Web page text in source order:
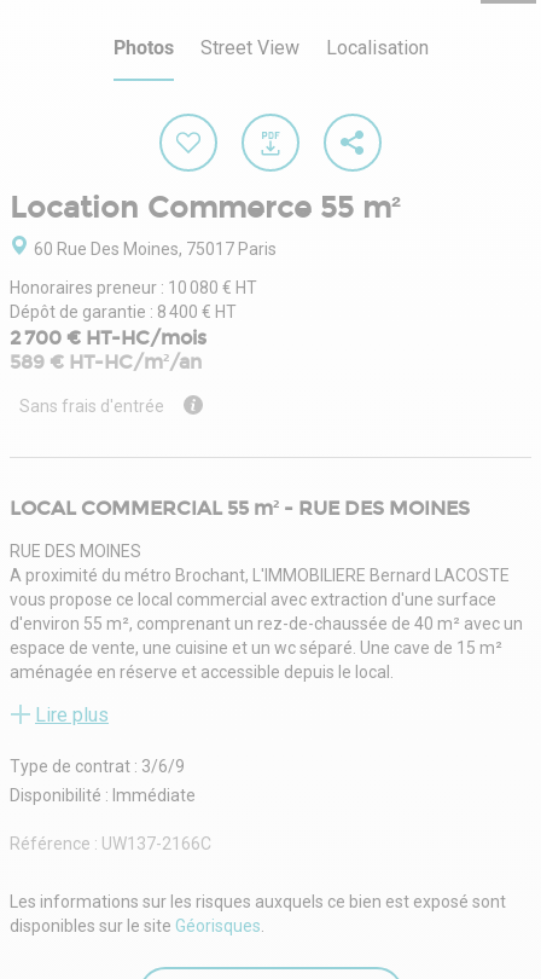
Photos Street View Localisation
Location Commerce 55 m²
60 Rue Des Moines, 75017 Paris
Honoraires preneur : 10 080 € HT
Dépôt de garantie : 8 400 € HT
2 700 € HT-HC/mois
589 € HT-HC/m²/an
Sans frais d'entrée
LOCAL COMMERCIAL 55 m² - RUE DES MOINES
RUE DES MOINES
A proximité du métro Brochant, L'IMMOBILIERE Bernard LACOSTE
vous propose ce local commercial avec extraction d'une surface
d'environ 55 m², comprenant un rez-de-chaussée de 40 m² avec un
espace de vente, une cuisine et un wc séparé. Une cave de 15 m²
aménagée en réserve et accessible depuis le local.
- non soumis à TVA. Un pas de porte sera demandé.
94.
Les informations sur les risques auxquels ce bien est exposé sont
Lire plus
Type de contrat : 3/6/9
Disponibilité : Immédiate
Référence : UW137-2166C
Les informations sur les risques auxquels ce bien est exposé sont
disponibles sur le site Géorisques.